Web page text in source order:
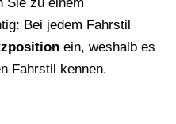
Bei jedem Fahrstil
ein, weshalb es
Fahrstil kennen.